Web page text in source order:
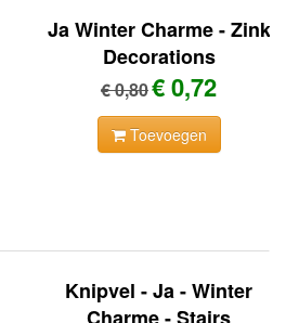
Ja Winter Charme - Zink
Decorations
€ 0,80€ 0,72
Toevoegen
Knipvel - Ja - Winter